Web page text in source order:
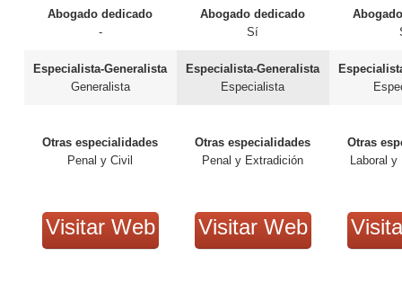
Abogado dedicado
-
Especialista-Generalista
Generalista
Otras especialidades
Penal y Civil
Visitar Web
Abogado dedicado
Sí
Especialista-Generalista
Especialista
Otras especialidades
Penal y Extradición
Visitar Web
Otras
Laboral